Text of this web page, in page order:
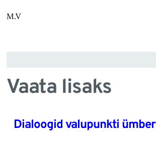
M.V
Vaata lisaks
Dialoogid valupunkti ümber